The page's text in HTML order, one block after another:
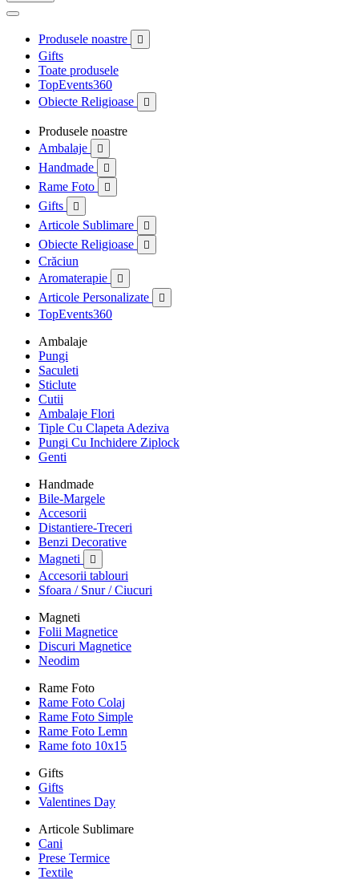
Produsele noastre 
Gifts
Toate produsele
TopEvents360
Obiecte Religioase

Produsele noastre
Ambalaje

Handmade 
Rame Foto 
Gifts 
Articole Sublimare 
Obiecte Religioase 
Crăciun
Aromaterapie

Articole Personalizate 
TopEvents360
Ambalaje
Pungi
Saculeti
Sticlute
Cutii
Ambalaje Flori
Tiple Cu Clapeta Adeziva
Pungi Cu Inchidere Ziplock
Genti
Handmade
Bile-Margele
Accesorii
Distantiere-Treceri
Benzi Decorative
Magneti

Accesorii tablouri
Sfoara / Snur / Ciucuri
Magneti
Folii Magnetice
Discuri Magnetice
Neodim
Rame Foto
Rame Foto Colaj
Rame Foto Simple
Rame Foto Lemn
Rame foto 10x15
Gifts
Gifts
Valentines Day
Articole Sublimare
Cani
Prese Termice
Textile